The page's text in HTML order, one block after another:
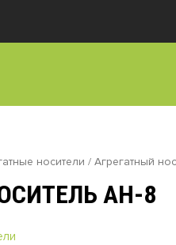
носители / Агрегатный
АН-8